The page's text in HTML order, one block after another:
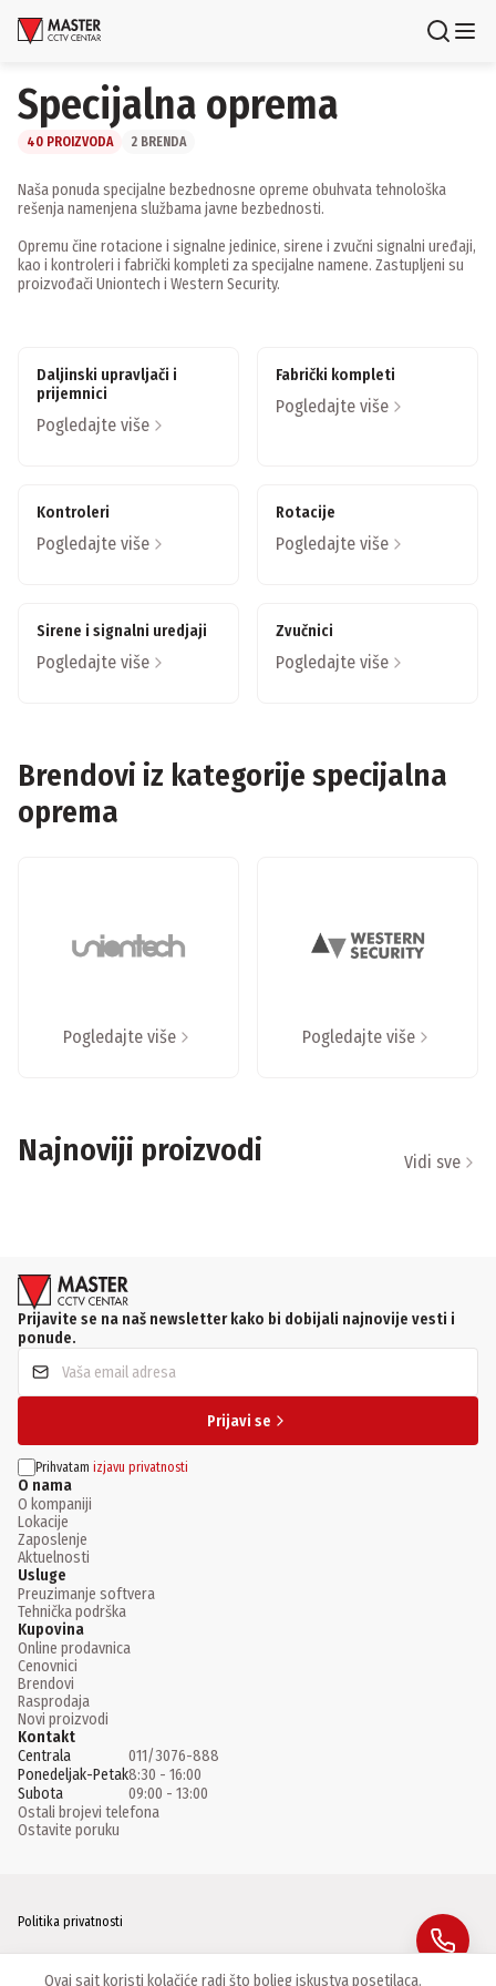
Uloguj se
Proizvodi
Brendovi
Aktuelnosti
Usluge i rešenja
Zaposlenje
Lokacije
Kontakti
Newsletter
Specijalna oprema
40 PROIZVODA 2 BRENDA
Naša ponuda specijalne bezbednosne opreme obuhvata tehnološka
rešenja namenjena službama javne bezbednosti.
Opremu čine rotacione i signalne jedinice, sirene i zvučni signalni uređaji,
kao i kontroleri i fabrički kompleti za specijalne namene. Zastupljeni su
proizvođači Uniontech i Western Security.
Daljinski upravljači i
prijemnici
Pogledajte više
Fabrički kompleti
Pogledajte više
Kontroleri
Pogledajte više
Rotacije
Pogledajte više
Sirene i signalni uredjaji
Pogledajte više
Zvučnici
Pogledajte više
Brendovi iz kategorije specijalna
oprema
Pogledajte više Pogledajte više
Najnoviji proizvodi Vidi sve
Prijavite se na naš newsletter kako bi dobijali najnovije vesti i
ponude.
Prijavi se
Prihvatam izjavu privatnosti
O nama
O kompaniji
Lokacije
Zaposlenje
Aktuelnosti
Usluge
Preuzimanje softvera
Tehnička podrška
Kupovina
Online prodavnica
Cenovnici
Brendovi
Rasprodaja
Novi proizvodi
Kontakt
Centrala
011/3076-888
Ponedeljak-Petak8:30 - 16:00
Subota
09:00 - 13:00
Ostali brojevi telefona
Ostavite poruku
Politika privatnosti
Ovaj sajt koristi kolačiće radi što boljeg iskustva posetilaca.